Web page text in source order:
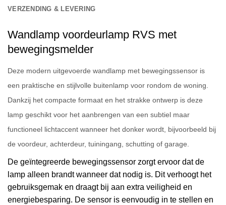
VERZENDING & LEVERING
Wandlamp voordeurlamp RVS met
bewegingsmelder
Deze modern uitgevoerde wandlamp met bewegingssensor is
een praktische en stijlvolle buitenlamp voor rondom de woning.
Dankzij het compacte formaat en het strakke ontwerp is deze
lamp geschikt voor het aanbrengen van een subtiel maar
functioneel lichtaccent wanneer het donker wordt, bijvoorbeeld bij
de voordeur, achterdeur, tuiningang, schutting of garage.
De geïntegreerde bewegingssensor zorgt ervoor dat de
lamp alleen brandt wanneer dat nodig is. Dit verhoogt het
gebruiksgemak en draagt bij aan extra veiligheid en
energiebesparing. De sensor is eenvoudig in te stellen en